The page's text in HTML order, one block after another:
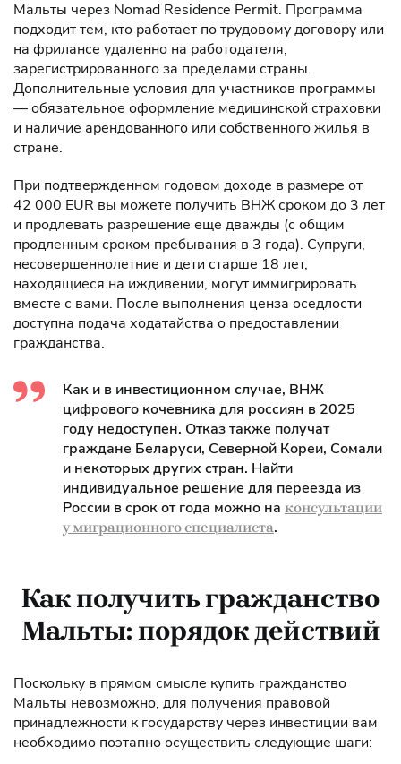
Мальты через Nomad Residence Permit. Программа
подходит тем, кто работает по трудовому договору или
на фрилансе удаленно на работодателя,
зарегистрированного за пределами страны.
Дополнительные условия для участников программы
— обязательное оформление медицинской страховки
и наличие арендованного или собственного жилья в
стране.
При подтвержденном годовом доходе в размере от
42 000 EUR вы можете получить ВНЖ сроком до 3 лет
и продлевать разрешение еще дважды (с общим
продленным сроком пребывания в 3 года). Супруги,
несовершеннолетние и дети старше 18 лет,
находящиеся на иждивении, могут иммигрировать
вместе с вами. После выполнения ценза оседлости
доступна подача ходатайства о предоставлении
гражданства.
Как и в инвестиционном случае, ВНЖ
цифрового кочевника для россиян в 2025
году недоступен. Отказ также получат
граждане Беларуси, Северной Кореи, Сомали
и некоторых других стран. Найти
индивидуальное решение для переезда из
России в срок от года можно на консультации
у миграционного специалиста.
Как получить гражданство
Мальты: порядок действий
Поскольку в прямом смысле купить гражданство
Мальты невозможно, для получения правовой
принадлежности к государству через инвестиции вам
необходимо поэтапно осуществить следующие шаги: